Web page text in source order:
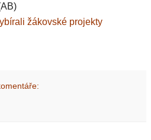
žákovské projekty